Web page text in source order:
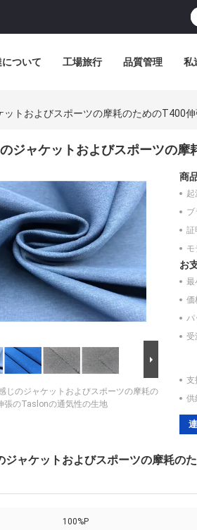
ついて 工場旅行 品質管理 私
ットおよびスポーツの摩耗のためのT400
ジャケットおよびスポーツの
じのジャケットおよびスポーツの摩耗の
張のTaslonの通気性の生地
商
起
ブ
証
モ
お
最
価
パ
受
支
供
ジャケットおよびスポーツの摩耗の
100%P